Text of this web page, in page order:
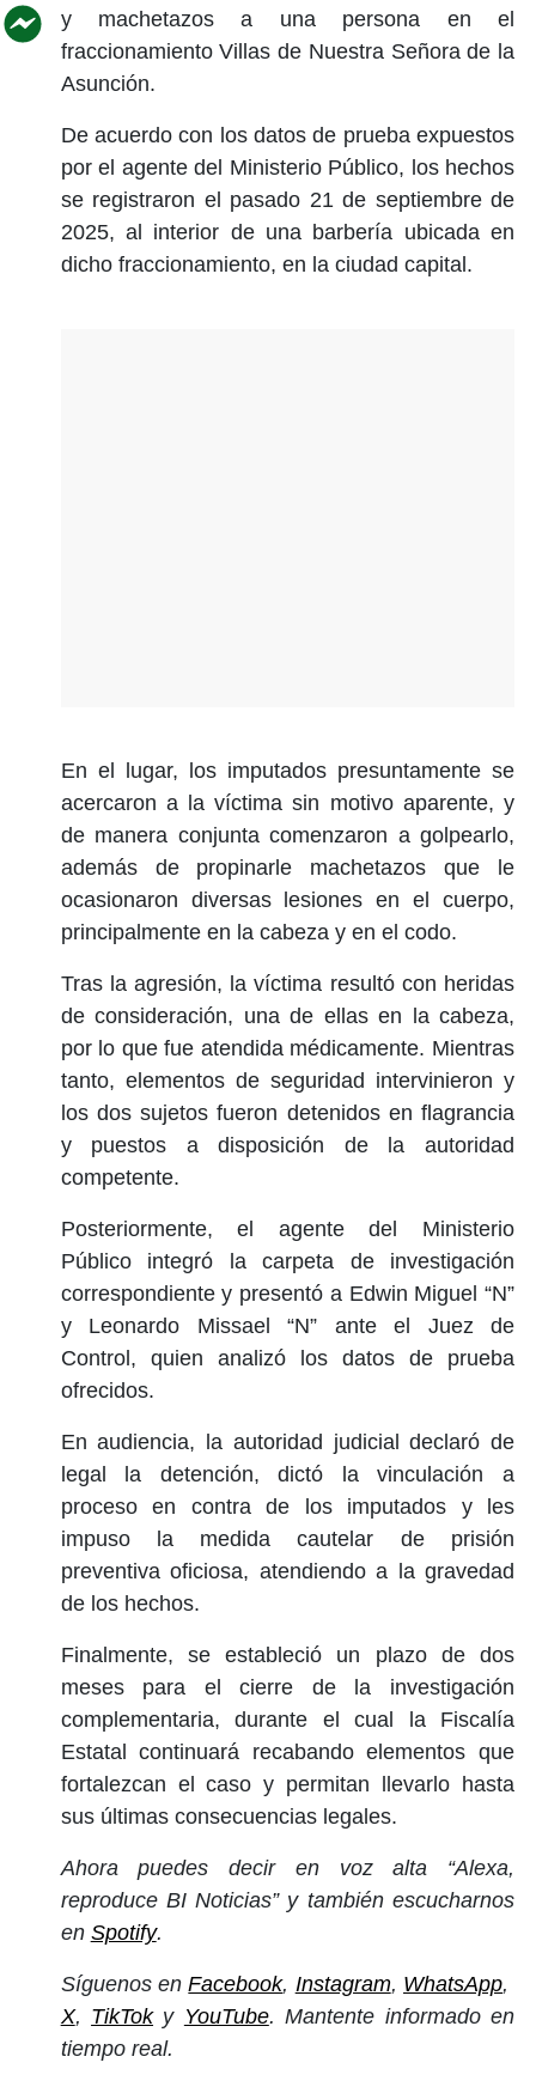
y machetazos a una persona en el
fraccionamiento Villas de Nuestra Señora de la
Asunción.
De acuerdo con los datos de prueba expuestos
por el agente del Ministerio Público, los hechos
se registraron el pasado 21 de septiembre de
2025, al interior de una barbería ubicada en
dicho fraccionamiento, en la ciudad capital.
En el lugar, los imputados presuntamente se
acercaron a la víctima sin motivo aparente, y
de manera conjunta comenzaron a golpearlo,
además de propinarle machetazos que le
ocasionaron diversas lesiones en el cuerpo,
principalmente en la cabeza y en el codo.
Tras la agresión, la víctima resultó con heridas
de consideración, una de ellas en la cabeza,
por lo que fue atendida médicamente. Mientras
tanto, elementos de seguridad intervinieron y
los dos sujetos fueron detenidos en flagrancia
y puestos a disposición de la autoridad
competente.
Posteriormente, el agente del Ministerio
Público integró la carpeta de investigación
correspondiente y presentó a Edwin Miguel “N”
y Leonardo Missael “N” ante el Juez de
Control, quien analizó los datos de prueba
ofrecidos.
En audiencia, la autoridad judicial declaró de
legal la detención, dictó la vinculación a
proceso en contra de los imputados y les
impuso la medida cautelar de prisión
preventiva oficiosa, atendiendo a la gravedad
de los hechos.
Finalmente, se estableció un plazo de dos
meses para el cierre de la investigación
complementaria, durante el cual la Fiscalía
Estatal continuará recabando elementos que
fortalezcan el caso y permitan llevarlo hasta
sus últimas consecuencias legales.
Ahora puedes decir en voz alta “Alexa,
reproduce BI Noticias” y también escucharnos
en Spotify.
Síguenos enFacebook, Instagram, WhatsApp,
X, TikToky YouTube. Mantente informado en
tiempo real.